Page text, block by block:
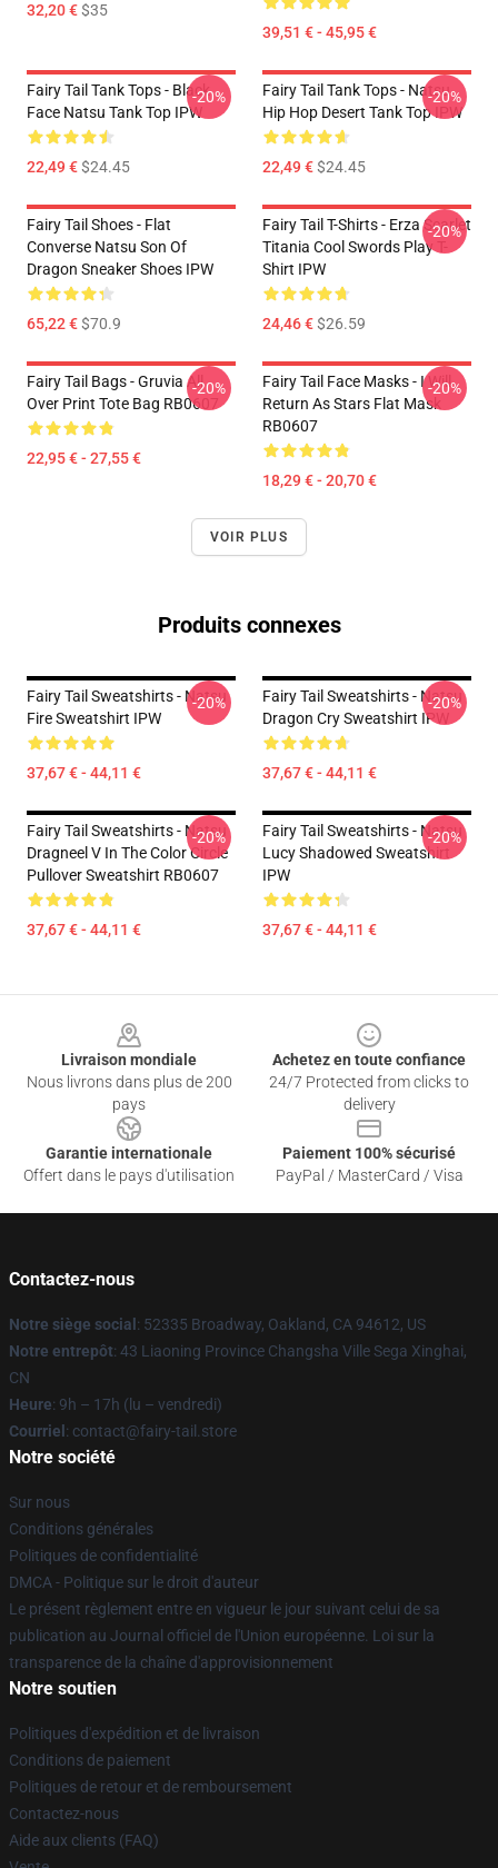
32,20 €$35
39,51 € - 45,95 €
Fairy Tail Tank Tops - Black
Face Natsu Tank Top IPW
22,49 €$24.45
-20%
Fairy Tail Tank Tops - Natsu
Hip Hop Desert Tank Top IPW
22,49 €$24.45
-20%
Fairy Tail Shoes - Flat
Converse Natsu Son Of
Dragon Sneaker Shoes IPW
65,22 €$70.9
Fairy Tail T-Shirts - Erza Scarlet
Titania Cool Swords Play T-
Shirt IPW
24,46 €$26.59
-20%
Fairy Tail Bags - Gruvia All
Over Print Tote Bag RB0607
22,95 € - 27,55 €
-20%
Fairy Tail Face Masks - I Will
Return As Stars Flat Mask
RB0607
18,29 € - 20,70 €
-20%
VOIR PLUS
Produits connexes
Fairy Tail Sweatshirts - Natsu
Fire Sweatshirt IPW
37,67 € - 44,11 €
-20%
Fairy Tail Sweatshirts - Natsu
Dragon Cry Sweatshirt IPW
37,67 € - 44,11 €
-20%
Fairy Tail Sweatshirts - Natsu
Dragneel V In The Color Circle
Pullover Sweatshirt RB0607
37,67 € - 44,11 €
-20%
Fairy Tail Sweatshirts - Natsu
Lucy Shadowed Sweatshirt
IPW
37,67 € - 44,11 €
-20%
Livraison mondiale
Nous livrons dans plus de 200
pays
Achetez en toute confiance
24/7 Protected from clicks to
delivery
Garantie internationale
Offert dans le pays d'utilisation
Paiement 100% sécurisé
PayPal / MasterCard / Visa
Contactez-nous
Notre siège social : 52335 Broadway, Oakland, CA 94612, US
Notre entrepôt: 43 Liaoning Province Changsha Ville Sega Xinghai,
CN
Heure: 9h – 17h (lu – vendredi)
Courriel : contact@fairy-tail.store
Notre société
Sur nous
Conditions générales
Politiques de confidentialité
DMCA - Politique sur le droit d'auteur
Le présent règlement entre en vigueur le jour suivant celui de sa
publication au Journal officiel de l'Union européenne. Loi sur la
transparence de la chaîne d'approvisionnement
Notre soutien
Politiques d'expédition et de livraison
Conditions de paiement
Politiques de retour et de remboursement
Contactez-nous
Aide aux clients (FAQ)